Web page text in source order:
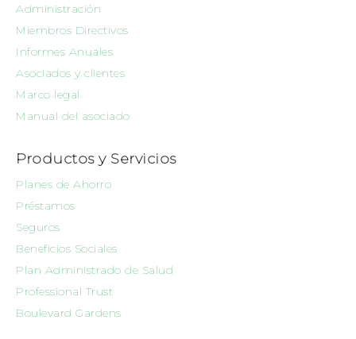
Administración
Miembros Directivos
Informes Anuales
Asociados y clientes
Marco legal
Manual del asociado
Productos y Servicios
Planes de Ahorro
Préstamos
Seguros
Beneficios Sociales
Plan Administrado de Salud
Professional Trust
Boulevard Gardens